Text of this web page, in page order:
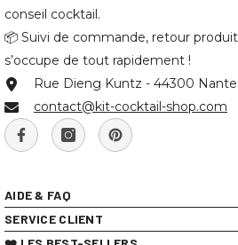
conseil cocktail.
📦 Suivi de commande, retour
s’occupe de tout rapidement !
Rue Dieng Kuntz - 44300
contact@kit-cocktail-shop.com
AIDE & FAQ
SERVICE CLIENT